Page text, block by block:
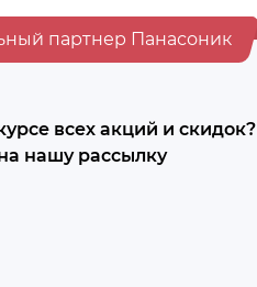
партнер Панасоник
всех акций и скидок?
нашу рассылку